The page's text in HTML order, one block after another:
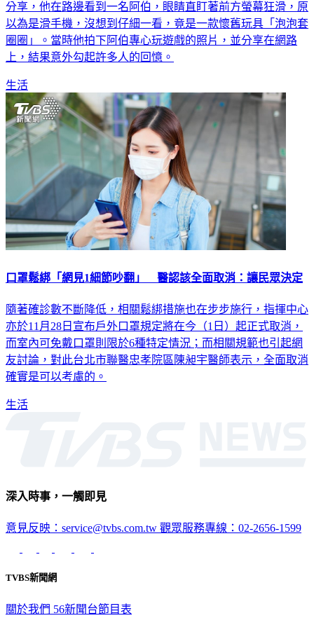
分享，他在路邊看到一名阿伯，眼睛直盯著前方螢幕狂滑，原
以為是滑手機，沒想到仔細一看，竟是一款懷舊玩具「泡泡套
圈圈」。當時他拍下阿伯專心玩遊戲的照片，並分享在網路
上，結果意外勾起許多人的回憶。
生活
口罩鬆綁「網見1細節吵翻」 醫認該全面取消：讓民眾決定
隨著確診數不斷降低，相關鬆綁措施也在步步施行，指揮中心
亦於11月28日宣布戶外口罩規定將在今（1日）起正式取消，
而室內可免戴口罩則限於6種特定情況；而相關規範也引起網
友討論，對此台北市聯醫忠孝院區陳昶宇醫師表示，全面取消
確實是可以考慮的。
生活
深入時事，一觸即見
意見反映：service@tvbs.com.tw 觀眾服務專線：02-2656-1599
TVBS新聞網
關於我們 56新聞台節目表